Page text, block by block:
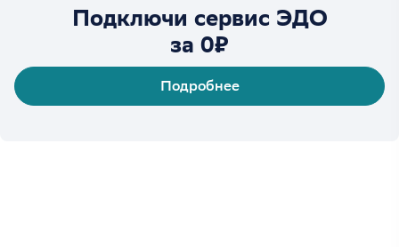
Подключи сервис ЭДО
за 0₽
Подробнее